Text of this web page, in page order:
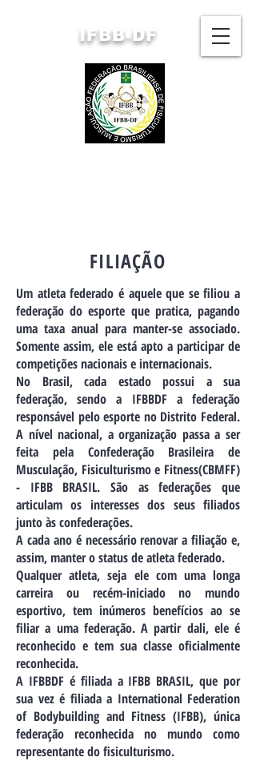
IFBB-DF
FILIAÇÃO
Um atleta federado é aquele que se filiou a
federação do esporte que pratica, pagando
uma taxa anual para manter-se associado.
Somente assim, ele está apto a participar de
competições nacionais e internacionais.
No Brasil, cada estado possui a sua
federação, sendo a IFBBDF a federação
responsável pelo esporte no Distrito Federal.
A nível nacional, a organização passa a ser
feita pela Confederação Brasileira de
Musculação, Fisiculturismo e Fitness(CBMFF)
- IFBB BRASIL. São as federações que
articulam os interesses dos seus filiados
junto às confederações.
A cada ano é necessário renovar a filiação e,
assim, manter o status de atleta federado.
Qualquer atleta, seja ele com uma longa
carreira ou recém-iniciado no mundo
esportivo, tem inúmeros benefícios ao se
filiar a uma federação. A partir dali, ele é
reconhecido e tem sua classe oficialmente
reconhecida.
A IFBBDF é filiada a IFBB BRASIL, que por
sua vez é filiada a International Federation
of Bodybuilding and Fitness (IFBB), única
federação reconhecida no mundo como
representante do fisiculturismo.